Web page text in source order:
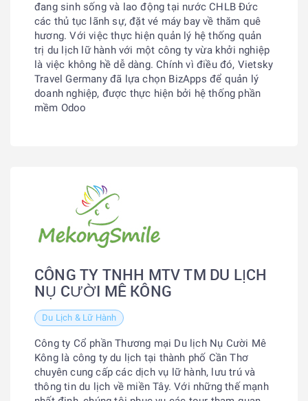
đang sinh sống và lao động tại nước CHLB Đức
các thủ tục lãnh sự, đặt vé máy bay về thăm quê
hương. Với việc thực hiện quản lý hệ thống quản
trị du lịch lữ hành với một công ty vừa khởi nghiệp
là việc không hề dễ dàng. Chính vì điều đó, Vietsky
Travel Germany đã lựa chọn BizApps để quản lý
doanh nghiệp, được thực hiện bởi hệ thống phần
mềm Odoo
CÔNG TY TNHH MTV TM DU LỊCH
NỤ CƯỜI MÊ KÔNG
Du Lịch & Lữ Hành
Công ty Cổ phần Thương mại Du lịch Nụ Cười Mê
Kông là công ty du lịch tại thành phố Cần Thơ
chuyên cung cấp các dịch vụ lữ hành, lưu trú và
thông tin du lịch về miền Tây. Với những thế mạnh